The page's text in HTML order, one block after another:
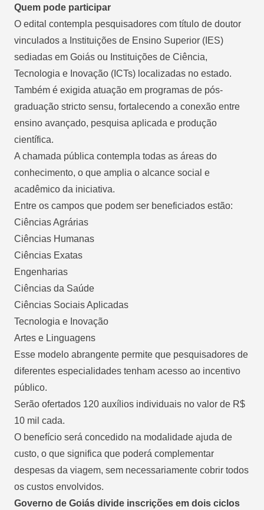
Quem pode participar
O edital contempla pesquisadores com título de doutor
vinculados a Instituições de Ensino Superior (IES)
sediadas em Goiás ou Instituições de Ciência,
Tecnologia e Inovação (ICTs) localizadas no estado.
Também é exigida atuação em programas de pós-
graduação stricto sensu, fortalecendo a conexão entre
ensino avançado, pesquisa aplicada e produção
científica.
A chamada pública contempla todas as áreas do
conhecimento, o que amplia o alcance social e
acadêmico da iniciativa.
Entre os campos que podem ser beneficiados estão:
Ciências Agrárias
Ciências Humanas
Ciências Exatas
Engenharias
Ciências da Saúde
Ciências Sociais Aplicadas
Tecnologia e Inovação
Artes e Linguagens
Esse modelo abrangente permite que pesquisadores de
diferentes especialidades tenham acesso ao incentivo
público.
Serão ofertados 120 auxílios individuais no valor de R$
10 mil cada.
O benefício será concedido na modalidade ajuda de
custo, o que significa que poderá complementar
despesas da viagem, sem necessariamente cobrir todos
os custos envolvidos.
Governo de Goiás divide inscrições em dois ciclos